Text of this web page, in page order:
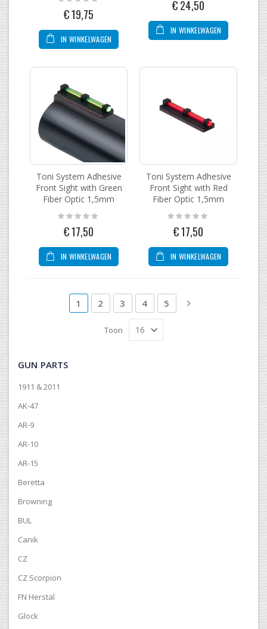
0%
€ 19,75
IN WINKELWAGEN
€ 24,50
IN WINKELWAGEN
Toni System Adhesive
Front Sight with Green
Fiber Optic 1,5mm
Rating:
0%
€ 17,50
IN WINKELWAGEN
Toni System Adhesive
Front Sight with Red
Fiber Optic 1,5mm
Rating:
0%
€ 17,50
IN WINKELWAGEN
Pagina
U lees momenteel pagina
1 Pagina
2 Pagina
3 Pagina
4 Pagina
5 Pagina
Volgende
Toon
GUN PARTS
1911 & 2011
AK-47
AR-9
AR-10
AR-15
Beretta
Browning
BUL
Canik
CZ
CZ Scorpion
FN Herstal
Glock